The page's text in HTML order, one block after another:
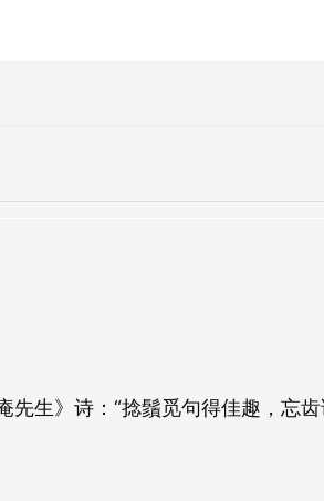
龄齿
先生》诗：“捻鬚觅句得佳趣，忘